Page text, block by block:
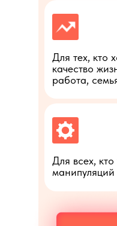
Для тех, кто
качество
работа,
Для всех, кто